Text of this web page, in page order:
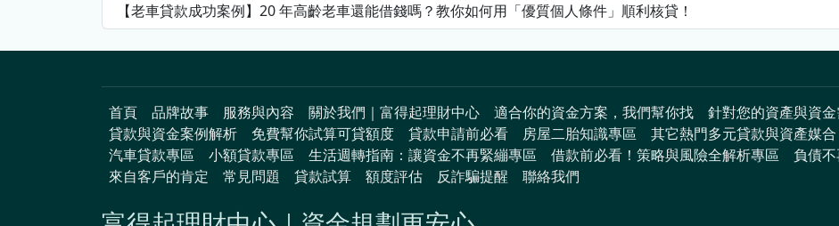
【老車貸款成功案例】20 年高齡老車還能借錢嗎？教你如何用「優質個人條件」順利核貸！
首頁 品牌故事 服務與內容 關於我們｜富得起理財中心 適合你的資金方案，我們幫你找
針對您的資產與資
貸款與資金案例解析
免費幫你試算可貸額度 貸款申請前必看 房屋二胎知識專區 其它熱門多元貸款與資產媒合
汽車貸款專區
小額貸款專區 生活週轉指南：讓資金不再緊繃專區 借款前必看！策略與風險全解析專區
負債
來自客戶的肯定
常見問題 貸款試算 額度評估 反詐騙提醒 聯絡我們